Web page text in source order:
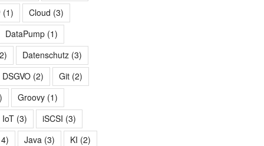
(1) Cloud (3)
DataPump (1)
Datenschutz (3)
DSGVO (2) Git (2)
Groovy (1)
IoT (3) iSCSI (3)
Java (3) KI (2)